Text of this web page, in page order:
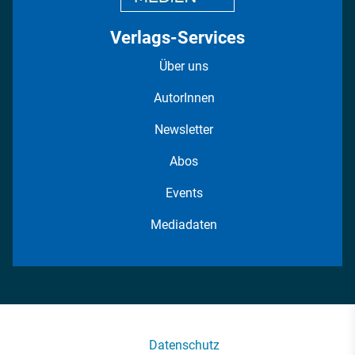
Verlags-Services
Über uns
AutorInnen
Newsletter
Abos
Events
Mediadaten
Datenschutz